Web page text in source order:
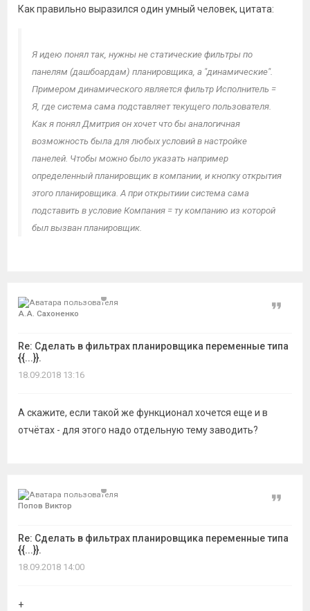
Как правильно выразился один умный человек, цитата:
Я идею понял так, нужны не статические фильтры по
панелям (дашбоардам) планировщика, а "динамические".
Примером динамического является фильтр Исполнитель =
Я, где система сама подставляет текущего пользователя.
Как я понял Дмитрия он хочет что бы аналогичная
возможность была для любых условий в настройке
панелей. Чтобы можно было указать например
определенный планировщик в компании, и кнопку открытия
этого планировщика. А при открытиии система сама
подставить в условие Компания = ту компанию из которой
был вызван планировщик.
А.А. Сахоненко
Re: Сделать в фильтрах планировщика переменные типа
{{...}}.
Цитата
18.09.2018 13:16
А скажите, если такой же функционал хочется еще и в
отчётах - для этого надо отдельную тему заводить?
Попов Виктор
Re: Сделать в фильтрах планировщика переменные типа
{{...}}.
Цитата
18.09.2018 14:00
+